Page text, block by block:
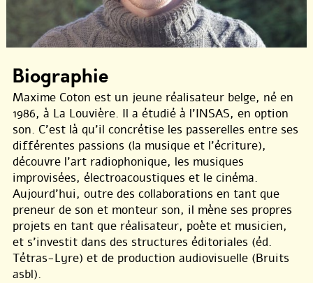
Biographie
Maxime Coton est un jeune réalisateur belge, né en
1986, à La Louvière. Il a étudié à l’INSAS, en option
son. C’est là qu’il concrétise les passerelles entre ses
différentes passions (la musique et l’écriture),
découvre l’art radiophonique, les musiques
improvisées, électroacoustiques et le cinéma.
Aujourd’hui, outre des collaborations en tant que
preneur de son et monteur son, il mène ses propres
projets en tant que réalisateur, poète et musicien,
et s’investit dans des structures éditoriales (éd.
Tétras-Lyre) et de production audiovisuelle (Bruits
asbl).